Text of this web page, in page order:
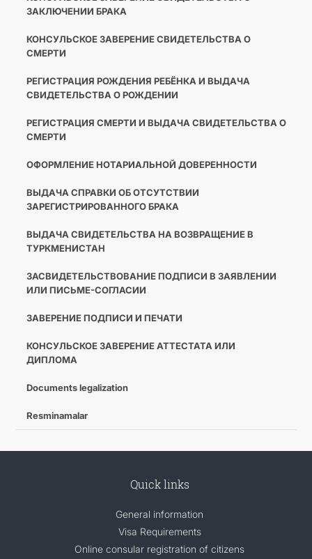
ЗАКЛЮЧЕНИИ БРАКА
КОНСУЛЬСКОЕ ЗАВЕРЕНИЕ СВИДЕТЕЛЬСТВА О
СМЕРТИ
РЕГИСТРАЦИЯ РОЖДЕНИЯ РЕБЁНКА И ВЫДАЧА
СВИДЕТЕЛЬСТВА О РОЖДЕНИИ
РЕГИСТРАЦИЯ СМЕРТИ И ВЫДАЧА СВИДЕТЕЛЬСТВА О
СМЕРТИ
ОФОРМЛЕНИЕ НОТАРИАЛЬНОЙ ДОВЕРЕННОСТИ
ВЫДАЧА СПРАВКИ ОБ ОТСУТСТВИИ
ЗАРЕГИСТРИРОВАННОГО БРАКА
ВЫДАЧА СВИДЕТЕЛЬСТВА НА ВОЗВРАЩЕНИЕ В
ТУРКМЕНИСТАН
ЗАСВИДЕТЕЛЬСТВОВАНИЕ ПОДПИСИ В ЗАЯВЛЕНИИ
ИЛИ ПИСЬМЕ-СОГЛАСИИ
ЗАВЕРЕНИЕ ПОДПИСИ И ПЕЧАТИ
КОНСУЛЬСКОЕ ЗАВЕРЕНИЕ АТТЕСТАТА ИЛИ
ДИПЛОМА
Documents legalization
Resminamalar
Quick links
General information
Visa Requirements
Online consular registration of citizens